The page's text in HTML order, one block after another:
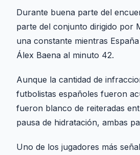
Durante buena parte del
parte del conjunto dirigido por
una constante mientras
Álex Baena al minuto 42.
Aunque la cantidad de
futbolistas españoles fueron
fueron blanco de reiteradas
pausa de hidratación, ambas
Uno de los jugadores más